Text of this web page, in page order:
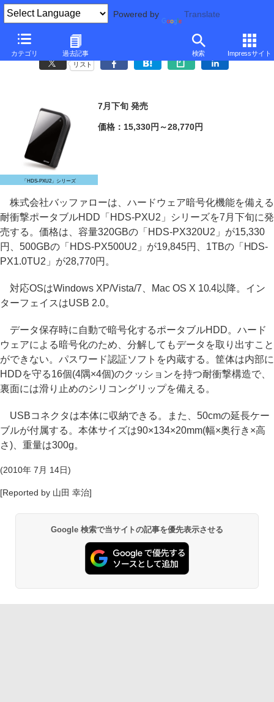
Powered by Translate
カテゴリ 過去記事 検索 Impressサイト
バッファロー、最大1TBのハードウェア暗号化ポータブルHDD
リスト
「HDS-PXU2」シリーズ
7月下旬 発売
価格：15,330円～28,770円
株式会社バッファローは、ハードウェア暗号化機能を備える
耐衝撃ポータブルHDD「HDS-PXU2」シリーズを7月下旬に発
売する。価格は、容量320GBの「HDS-PX320U2」が15,330
円、500GBの「HDS-PX500U2」が19,845円、1TBの「HDS-
PX1.0TU2」が28,770円。
対応OSはWindows XP/Vista/7、Mac OS X 10.4以降。イン
ターフェイスはUSB 2.0。
データ保存時に自動で暗号化するポータブルHDD。ハード
ウェアによる暗号化のため、分解してもデータを取り出すこと
ができない。パスワード認証ソフトを内蔵する。筐体は内部に
HDDを守る16個(4隅×4個)のクッションを持つ耐衝撃構造で、
裏面には滑り止めのシリコングリップを備える。
USBコネクタは本体に収納できる。また、50cmの延長ケー
ブルが付属する。本体サイズは90×134×20mm(幅×奥行き×高
さ)、重量は300g。
(2010年 7月 14日)
[Reported by 山田 幸治]
Google 検索で当サイトの記事を優先表示させる